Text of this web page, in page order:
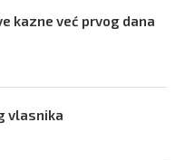
kazne već prvog dana
vlasnika